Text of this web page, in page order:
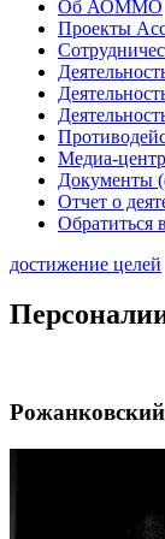
Об АОММО
Проекты
Медиа-центр
Документы
Отчет о
Обратиться
достижение целей